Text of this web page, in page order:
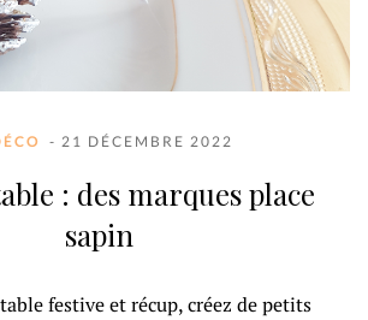
- 21 DÉCEMBRE 2022
: des marques place
sapin
festive et récup, créez de petits